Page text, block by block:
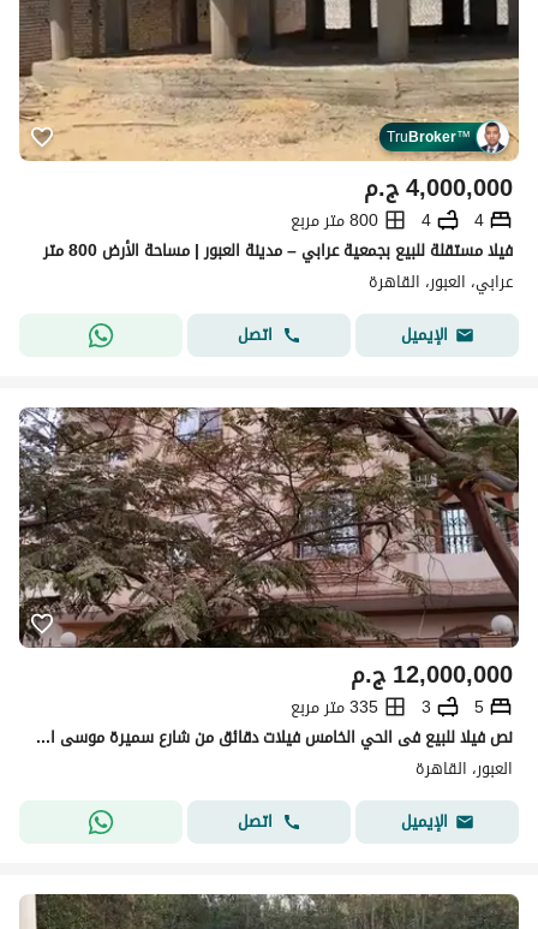
TruBroker™
ج.م4,000,000
4
4
800 متر مربع
فيلا مستقلة للبيع بجمعية عرابي – مدينة العبور | مساحة الأرض 800 متر
عرابي، العبور، القاهرة
الإيميل
اتصل
ج.م12,000,000
5
3
335 متر مربع
نص فيلا للبيع فى الحي الخامس فيلات دقائق من شارع سميرة موسى الرئيسي
العبور، القاهرة
الإيميل
اتصل